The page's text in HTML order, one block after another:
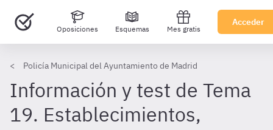
Oposiciones Esquemas Mes gratis
Acceder
Policía Municipal del Ayuntamiento de Madrid
Información y test de Tema
19. Establecimientos,